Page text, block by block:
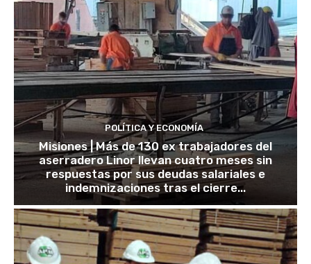
POLÍTICA Y ECONOMÍA
Misiones | Más de 130 ex trabajadores del
aserradero Linor llevan cuatro meses sin
respuestas por sus deudas salariales e
indemnizaciones tras el cierre...